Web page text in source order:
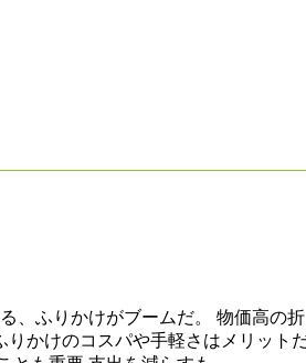
ふりかけがブームだ。 物価高の
かけのコスパや手軽さはメリット